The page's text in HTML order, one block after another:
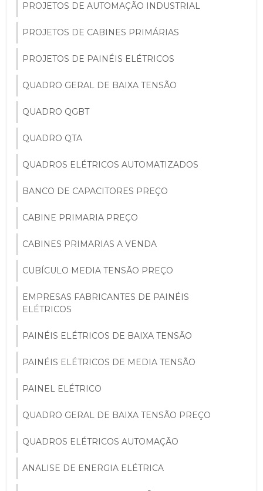
PROJETOS DE AUTOMAÇÃO INDUSTRIAL
PROJETOS DE CABINES PRIMÁRIAS
PROJETOS DE PAINÉIS ELÉTRICOS
QUADRO GERAL DE BAIXA TENSÃO
QUADRO QGBT
QUADRO QTA
QUADROS ELÉTRICOS AUTOMATIZADOS
BANCO DE CAPACITORES PREÇO
CABINE PRIMARIA PREÇO
CABINES PRIMARIAS A VENDA
CUBÍCULO MEDIA TENSÃO PREÇO
EMPRESAS FABRICANTES DE PAINÉIS
ELÉTRICOS
PAINÉIS ELÉTRICOS DE BAIXA TENSÃO
PAINÉIS ELÉTRICOS DE MEDIA TENSÃO
PAINEL ELÉTRICO
QUADRO GERAL DE BAIXA TENSÃO PREÇO
QUADROS ELÉTRICOS AUTOMAÇÃO
ANALISE DE ENERGIA ELÉTRICA